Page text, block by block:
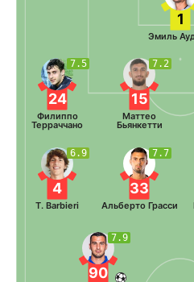
1
Эмиль
7.2
15
Маттео
Бьянкетти
7.5
24
Филиппо
Терраччано
7.7
33
Альберто Грасси
6.9
4
T. Barbieri
7.9
90